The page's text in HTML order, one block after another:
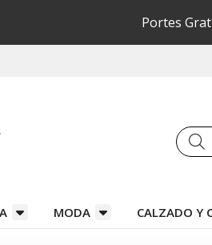
Portes
MODA CALZADO Y